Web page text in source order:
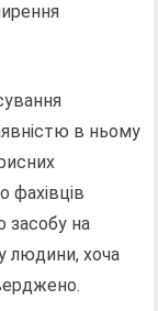
в ньому
фахівців
засобу на
людини, хоча